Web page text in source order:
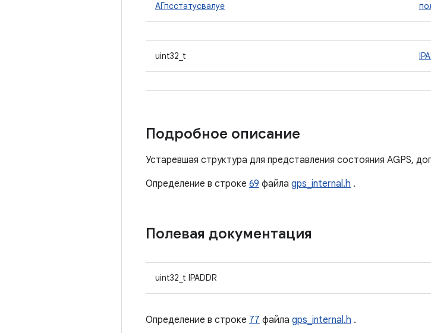
АГпсстатусвалуе
uint32_t
Подробное описание
Устаревшая структура для представления состояния AGPS,
Определение в строке 69 файла gps_internal.h .
Полевая документация
uint32_t IPADDR
Определение в строке 77 файла gps_internal.h .